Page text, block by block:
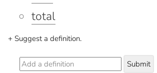
total
+ Suggest a definition.
Submit